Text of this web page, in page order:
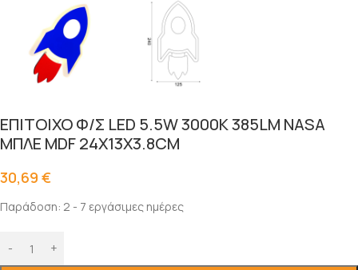
ΕΠΙΤΟΙΧΟ Φ/Σ LED 5.5W 3000K 385LM NASA
ΜΠΛΕ MDF 24X13X3.8CM
30,69 €
Παράδοση: 2 - 7 εργάσιμες ημέρες